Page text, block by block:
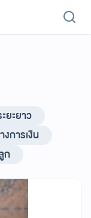
ยะยาว
การเงิน
ก